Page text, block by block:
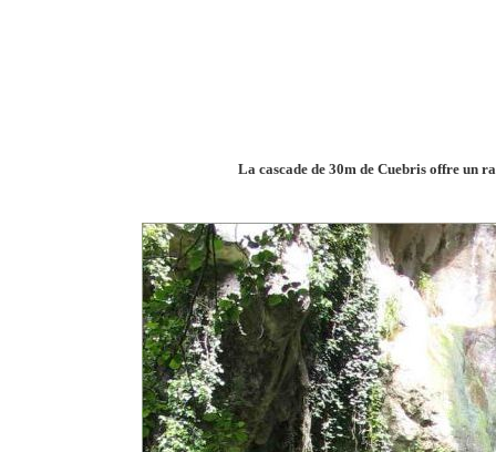
La cascade de 30m de Cuebris offre un